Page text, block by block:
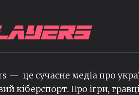
— це сучасне медіа про
кіберспорт. Про ігри,